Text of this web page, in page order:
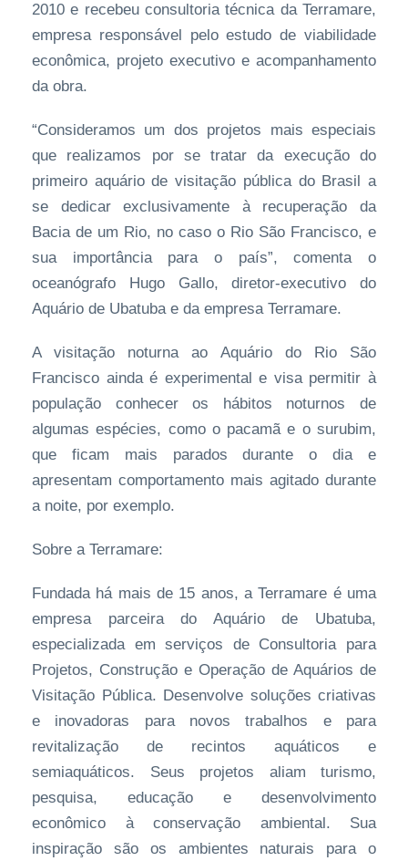
2010 e recebeu consultoria técnica da Terramare,
empresa responsável pelo estudo de viabilidade
econômica, projeto executivo e acompanhamento
da obra.
“Consideramos um dos projetos mais especiais
que realizamos por se tratar da execução do
primeiro aquário de visitação pública do Brasil a
se dedicar exclusivamente à recuperação da
Bacia de um Rio, no caso o Rio São Francisco, e
sua importância para o país”, comenta o
oceanógrafo Hugo Gallo, diretor-executivo do
Aquário de Ubatuba e da empresa Terramare.
A visitação noturna ao Aquário do Rio São
Francisco ainda é experimental e visa permitir à
população conhecer os hábitos noturnos de
algumas espécies, como o pacamã e o surubim,
que ficam mais parados durante o dia e
apresentam comportamento mais agitado durante
a noite, por exemplo.
Sobre a Terramare:
Fundada há mais de 15 anos, a Terramare é uma
empresa parceira do Aquário de Ubatuba,
especializada em serviços de Consultoria para
Projetos, Construção e Operação de Aquários de
Visitação Pública. Desenvolve soluções criativas
e inovadoras para novos trabalhos e para
revitalização de recintos aquáticos e
semiaquáticos. Seus projetos aliam turismo,
pesquisa, educação e desenvolvimento
econômico à conservação ambiental. Sua
inspiração são os ambientes naturais para o